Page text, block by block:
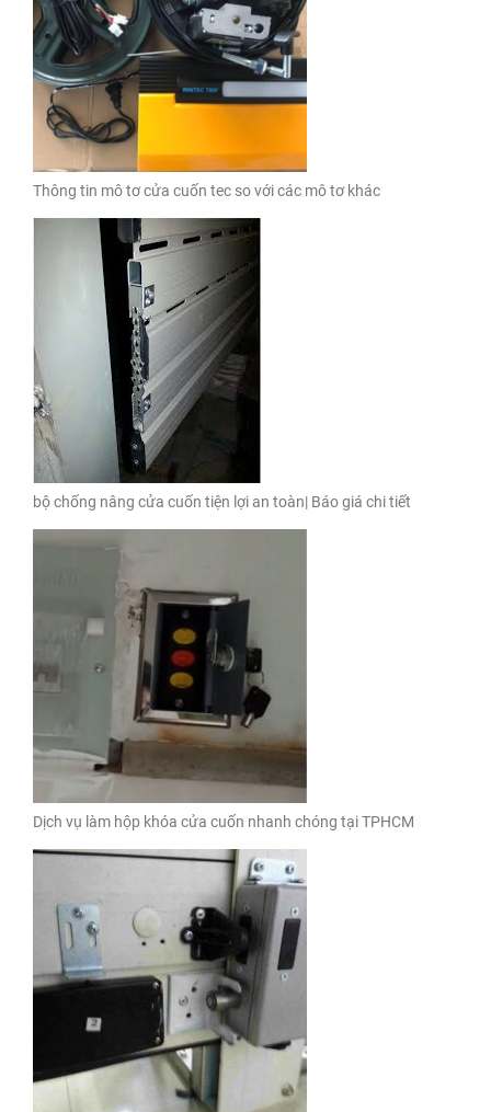
Thông tin mô tơ cửa cuốn tec so với các mô tơ khác
bộ chống nâng cửa cuốn tiện lợi an toàn| Báo giá chi tiết
Dịch vụ làm hộp khóa cửa cuốn nhanh chóng tại TPHCM